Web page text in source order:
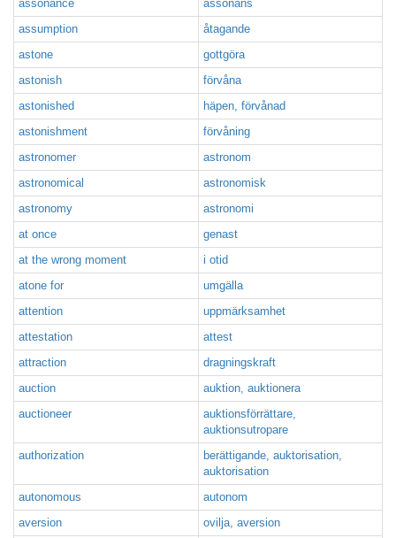
assonance
assonans
assumption
åtagande
astone
gottgöra
astonish
förvåna
astonished
häpen, förvånad
astonishment
förvåning
astronomer
astronom
astronomical
astronomisk
astronomy
astronomi
at once
genast
at the wrong moment
i otid
atone for
umgälla
attention
uppmärksamhet
attestation
attest
attraction
dragningskraft
auction
auktion, auktionera
auctioneer
auktionsförrättare,
auktionsutropare
authorization
berättigande, auktorisation,
auktorisation
autonomous
autonom
aversion
ovilja, aversion